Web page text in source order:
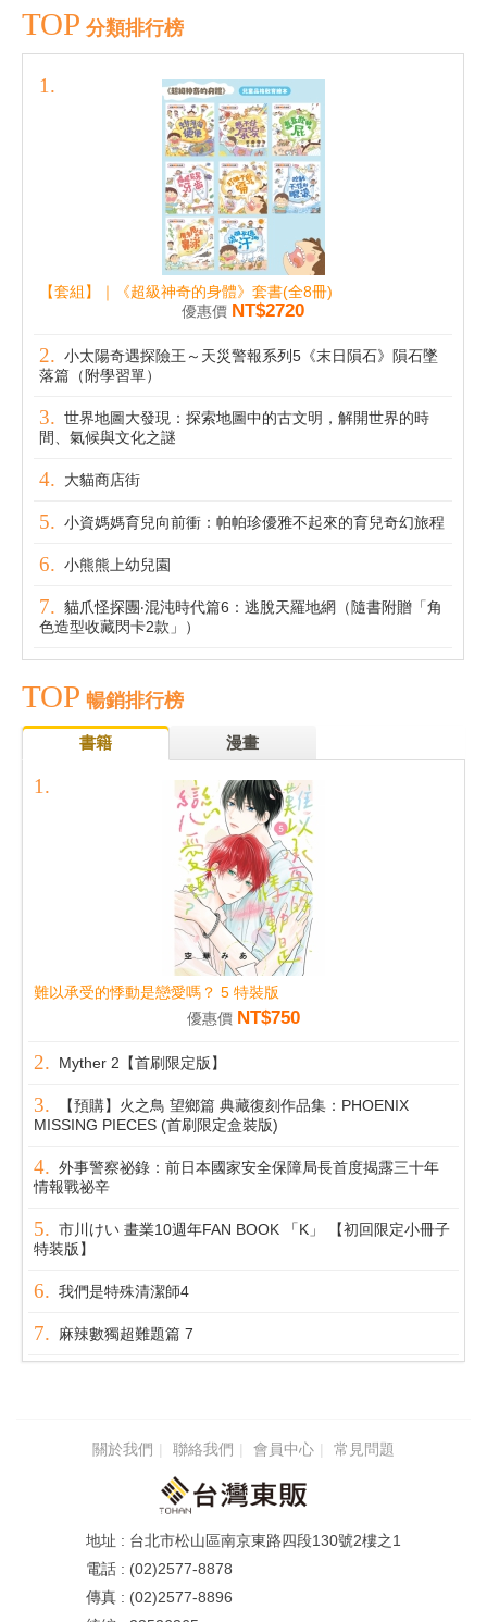
TOP 分類排行榜
【套組】｜《超級神奇的身體》套書(全8冊)
優惠價 NT$2720
小太陽奇遇探險王～天災警報系列5《末日隕石》隕石墜
落篇（附學習單）
世界地圖大發現：探索地圖中的古文明，解開世界的時
間、氣候與文化之謎
大貓商店街
小資媽媽育兒向前衝：帕帕珍優雅不起來的育兒奇幻旅程
小熊熊上幼兒園
貓爪怪探團‧混沌時代篇6：逃脫天羅地網（隨書附贈「角
色造型收藏閃卡2款」）
TOP 暢銷排行榜
書籍 漫畫
難以承受的悸動是戀愛嗎？ 5 特裝版
優惠價 NT$750
Myther 2【首刷限定版】
【預購】火之鳥 望鄉篇 典藏復刻作品集：PHOENIX
MISSING PIECES (首刷限定盒裝版)
外事警察祕錄：前日本國家安全保障局長首度揭露三十年
情報戰祕辛
市川けい 畫業10週年FAN BOOK 「K」 【初回限定小冊子
特装版】
我們是特殊清潔師4
麻辣數獨超難題篇 7
關於我們 聯絡我們 會員中心 常見問題
台北市松山區南京東路四段130號2樓之1
(02)2577-8878
(02)2577-8896